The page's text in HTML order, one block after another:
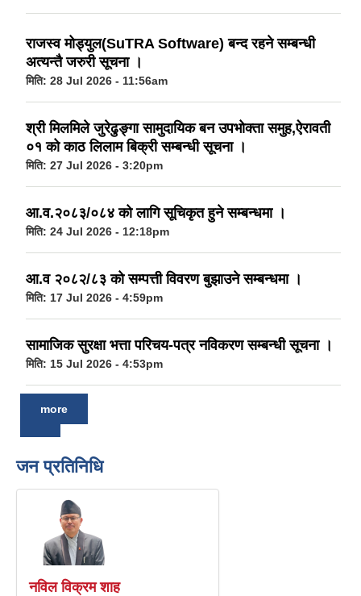
राजस्व मोड्युल(SuTRA Software) बन्द रहने सम्बन्धी
अत्यन्तै जरुरी सूचना ।
मिति: 28 Jul 2026 - 11:56am
श्री मिलमिले जुरेढुङ्गा सामुदायिक बन उपभोक्ता समुह,ऐरावती
०१ को काठ लिलाम बिक्री सम्बन्धी सूचना ।
मिति: 27 Jul 2026 - 3:20pm
आ.व.२०८३/०८४ को लागि सूचिकृत हुने सम्बन्धमा ।
मिति: 24 Jul 2026 - 12:18pm
आ.व २०८२/८३ को सम्पत्ती विवरण बुझाउने सम्बन्धमा ।
मिति: 17 Jul 2026 - 4:59pm
सामाजिक सुरक्षा भत्ता परिचय-पत्र नविकरण सम्बन्धी सूचना ।
मिति: 15 Jul 2026 - 4:53pm
more
जन प्रतिनिधि
नविल विक्रम शाह